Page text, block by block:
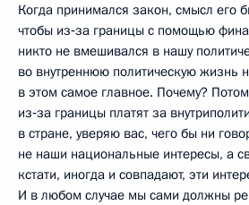
Когда принимался закон, смысл его
чтобы из‑за границы с помощью
никто не вмешивался в нашу
во внутреннюю политическую жизнь
в этом самое главное. Почему?
из‑за границы платят за
в стране, уверяю вас, чего бы ни
не наши национальные интересы, а
кстати, иногда и совпадают, эти
И в любом случае мы сами должны